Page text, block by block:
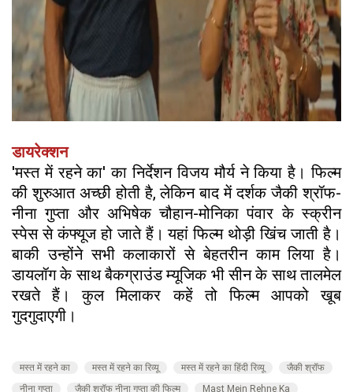
डायरेक्शन
'मस्त में रहने का' का निर्देशन विजय मौर्य ने किया है। फिल्म
की शुरुआत अच्छी होती है, लेकिन बाद में दर्शक जैकी श्रॉफ-
नीना गुप्ता और अभिषेक चौहान-मोनिका पंवार के स्क्रीन
स्पेस से कंफ्यूज हो जाते हैं। यहां फिल्म थोड़ी खिंच जाती है।
बाकी उन्होंने सभी कलाकारों से बेहतरीन काम लिया है।
डायलॉग के साथ बैकग्राउंड म्यूजिक भी सीन के साथ तालमेल
रखते हैं। कुल मिलाकर कहें तो फिल्म आपको खूब
गुदगुदाएगी।
मस्त में रहने का मस्त में रहने का रिव्यू मस्त में रहने का हिंदी रिव्यू
जैकी श्रॉफ
नीना गुप्ता
जैकी श्रॉफ नीना गुप्ता की फिल्म
Mast Mein Rehne Ka